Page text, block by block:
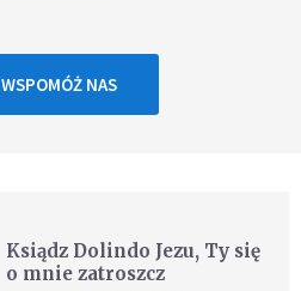
WSPOMÓŻ NAS
Ksiądz Dolindo Jezu, Ty się
o mnie zatroszcz